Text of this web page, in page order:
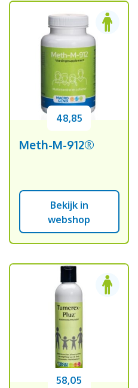
Meth-M-912®
48,85
Bekijk in
webshop
58,05